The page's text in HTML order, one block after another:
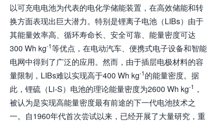
以可充电电池为代表的电化学储能装置，在高效储能和转
换方面表现出巨大潜力。特别是锂离子电池（LIBs）由于
其能量效率高、循环寿命长、安全可靠、能量密度可达
300 Wh kg-1等优点，在电动汽车、便携式电子设备和智能
电网中得到了广泛的应用。然而，由于插层电极材料的容
量限制，LIBs难以实现高于400 Wh kg-1的能量密度。据
此，锂硫（Li-S）电池的理论能量密度为2600 Wh kg-1 ，
被认为是实现高能量密度最有前途的下一代电池技术之
一。自1960年代首次尝试以来，已经开展了大量研究，重